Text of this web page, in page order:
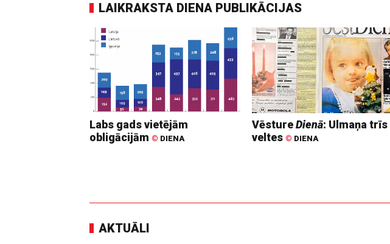
LAIKRAKSTA DIENA PUBLIKĀCIJAS
Labs gads vietējām
obligācijām © DIENA
VēstureDienā: Ulmaņa trīs
veltes © DIENA
AKTUĀLI